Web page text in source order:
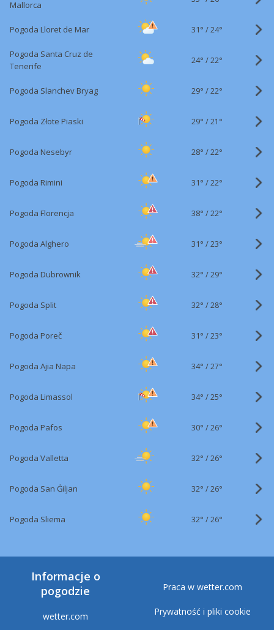
Mallorca
Pogoda Lloret de Mar 31° /24°
Pogoda Santa Cruz de
Tenerife
24° /22°
Pogoda Slanchev Bryag 29° /22°
Pogoda Złote Piaski 29° /21°
Pogoda Nesebyr 28° /22°
Pogoda Rimini 31° /22°
Pogoda Florencja 38° /22°
Pogoda Alghero 31° /23°
Pogoda Dubrownik 32° /29°
Pogoda Split 32° /28°
Pogoda Poreč 31° /23°
Pogoda Ajia Napa 34° /27°
Pogoda Limassol 34° /25°
Pogoda Pafos 30° /26°
Pogoda Valletta 32° /26°
Pogoda San Ġiljan 32° /26°
Pogoda Sliema 32° /26°
Informacje o
pogodzie
wetter.com
Praca w wetter.com
Prywatność i pliki cookie